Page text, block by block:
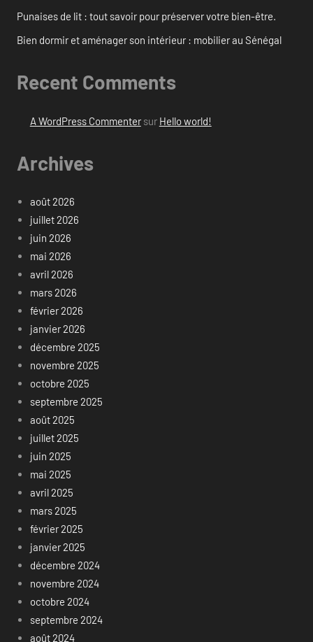
Punaises de lit : tout savoir pour préserver votre bien-être.
Bien dormir et aménager son intérieur : mobilier au Sénégal
Recent Comments
A WordPress Commentersur Hello world!
Archives
août 2026
juillet 2026
juin 2026
mai 2026
avril 2026
mars 2026
février 2026
janvier 2026
décembre 2025
novembre 2025
octobre 2025
septembre 2025
août 2025
juillet 2025
juin 2025
mai 2025
avril 2025
mars 2025
février 2025
janvier 2025
décembre 2024
novembre 2024
octobre 2024
septembre 2024
août 2024